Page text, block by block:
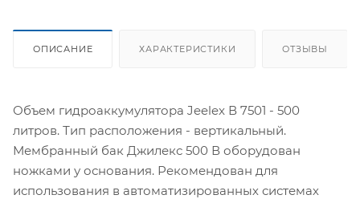
ОПИСАНИЕ ХАРАКТЕРИСТИКИ ОТЗЫВЫ
Объем гидроаккумулятора Jeelex В 7501 - 500
литров. Тип расположения - вертикальный.
Мембранный бак Джилекс 500 В оборудован
ножками у основания. Рекомендован для
использования в автоматизированных системах